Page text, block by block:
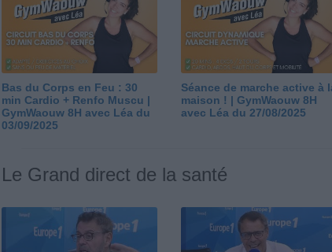
Bas du Corps en Feu : 30
min Cardio + Renfo Muscu |
GymWaouw 8H avec Léa du
03/09/2025
Séance de marche active à
maison ! | GymWaouw 8H
avec Léa du 27/08/2025
Le Grand direct de la santé